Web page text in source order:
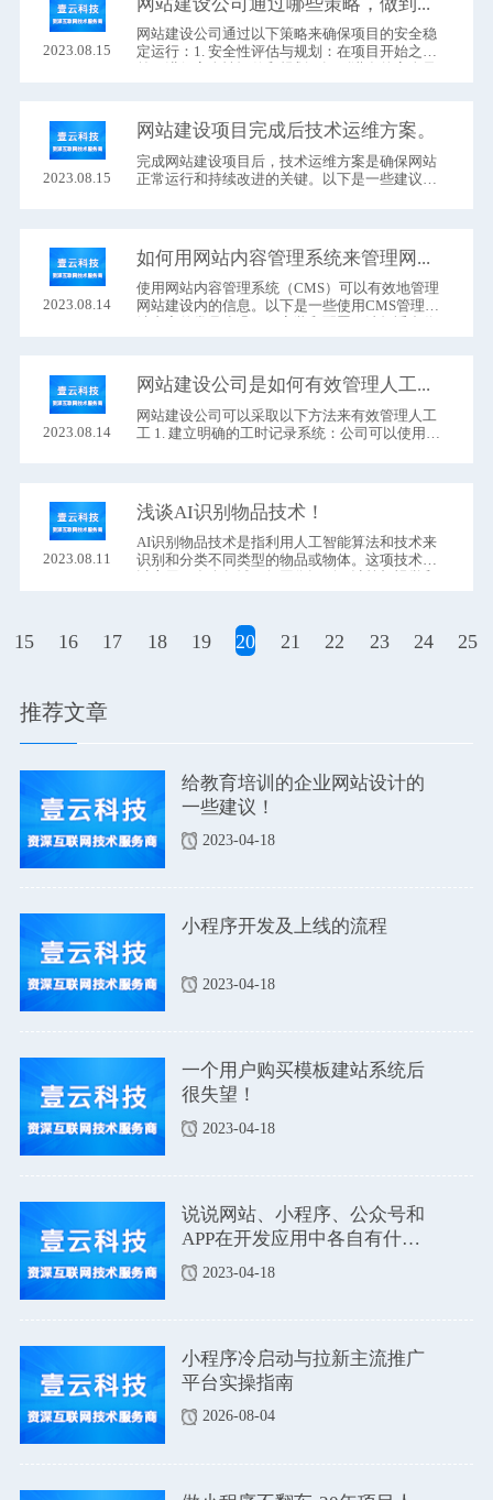
2023.08.15
网站建设公司​通过以下策略来确保项目的安全稳
定运行：1. 安全性评估与规划：在项目开始之
2023.08.15
网站建设项目完成后技术运维方案。
完成网站建设​项目后，技术运维方案是确保网站
正常运行和持续改进的关键。以下是一些建议的
2023.08.14
使用网站内容管理系统​（CMS）可以有效地管理
网站建设内的信息。以下是一些使用CMS管理网
号和密码等基本配置。
2023.08.14
网站建设公司​可以采取以下方法来有效管理人工
工 1. 建立明确的工时记录系统：公司可以使用工
间，包括开始和结束时间，以及所从事的具体任
务。
2023.08.11
浅谈AI识别物品技术！
AI识别物品技术是指利用人工智能算法和技术来
识别和分类不同类型的物品或物体。这项技术可
15 16 17 18 19 20 21 22 23 24 25
推荐文章
给教育培训的企业网站设计的
一些建议！
2023-04-18
小程序开发及上线的流程
2023-04-18
一个用户购买模板建站系统后
很失望！
2023-04-18
说说网站、小程序、公众号和
APP在开发应用中各自有什么
优点和缺点吗？
2023-04-18
小程序冷启动与拉新主流推广
平台实操指南
2026-08-04